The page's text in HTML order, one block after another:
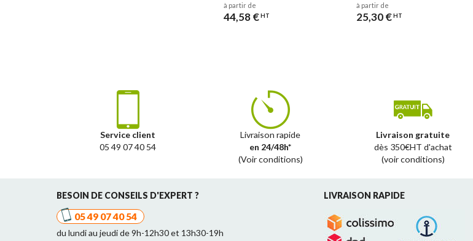
à partir de
44,58 €HT
à partir de
25,30 €HT
Service client
05 49 07 40 54
Livraison rapide
en 24/48h*
(Voir conditions)
Livraison gratuite
dès 350€HT d'achat
(voir conditions)
BESOIN DE CONSEILS D'EXPERT ?
05 49 07 40 54
du lundi au jeudi de 9h-12h30 et 13h30-19h
LIVRAISON RAPIDE